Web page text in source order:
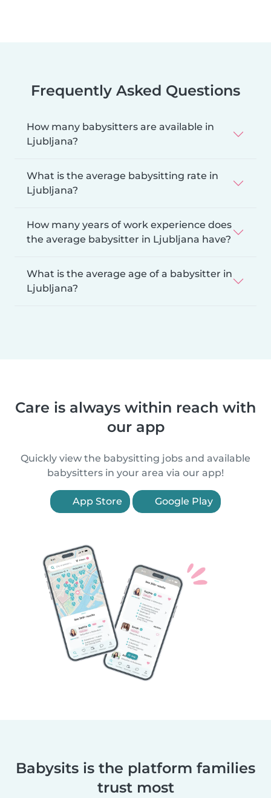
Frequently Asked Questions
How many babysitters are available in
Ljubljana?
What is the average babysitting rate in
Ljubljana?
How many years of work experience does
the average babysitter in Ljubljana have?
What is the average age of a babysitter in
Ljubljana?
Care is always within reach with
our app
Quickly view the babysitting jobs and available
babysitters in your area via our app!
App Store Google Play
Babysits is the platform families
trust most